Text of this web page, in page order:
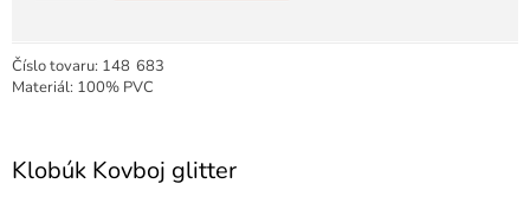
Číslo tovaru: 148 683
Materiál: 100% PVC
Klobúk Kovboj glitter